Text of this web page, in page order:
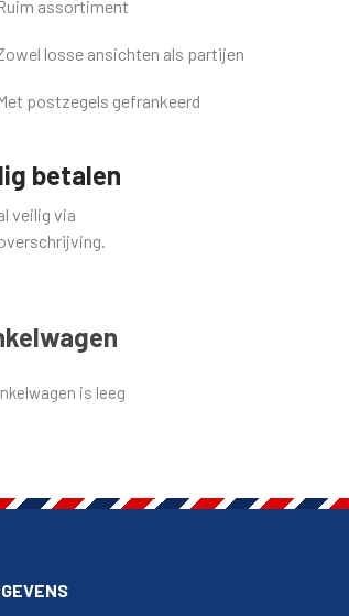
assortiment
losse ansichten als partijen
postzegels gefrankeerd
betalen
veilig via
is leeg